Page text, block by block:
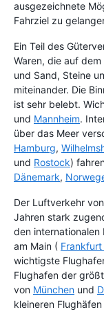
ausgezeichnete
Fahrziel zu
Ein Teil des
Waren, die auf
und Sand, Steine
miteinander. Die
ist sehr belebt.
und Mannheim.
über das Meer
Hamburg,
und Rostock)
Dänemark,
Der Luftverkehr
Jahren stark
den internationalen
am Main (
wichtigste
Flughafen der
von München und
kleineren Flughäfen